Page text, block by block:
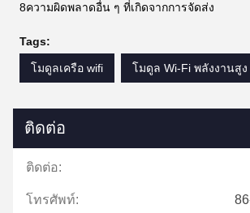
8ความผิดพลาดอื่น ๆ ที่เกิดจากการจัดส่ง
Tags:
โมดูลเครือ wifi โมดูล Wi-Fi พลังงานสูง
ติดต่อ
ติดต่อ:
โทรศัพท์: